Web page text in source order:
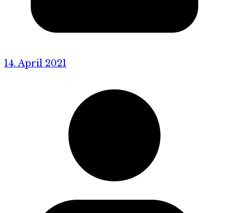
14. April 2021